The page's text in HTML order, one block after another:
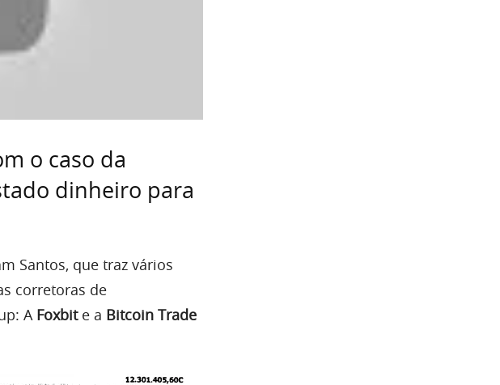
o caso da
dinheiro para
Santos, que traz vários
corretoras de
A Foxbite a Bitcoin Trade